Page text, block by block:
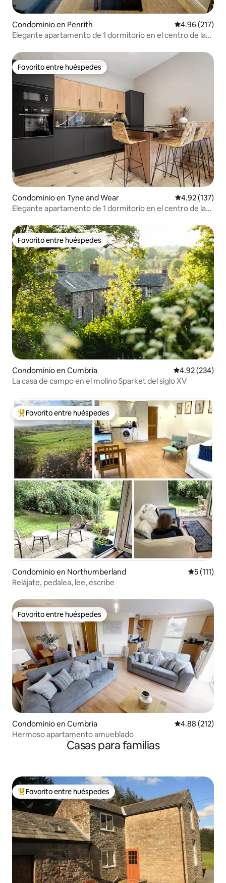
Condominio en Penrith Calificación
4.96 (217)
Elegante apartamento de 1 dormitorio en el centro de la
Favorito entre huéspedes
Favorito entre huéspedes
Condominio en Tyne and Wear Calificación
4.92 (137)
Elegante apartamento de 1 dormitorio en el centro de la
Favorito entre huéspedes
Favorito entre huéspedes
Condominio en Cumbria Calificación
4.92 (234)
La casa de campo en el molino Sparket del siglo XV
De los mejores en Favorito entre huéspedes
Favorito entre huéspedes
Condominio en Northumberland
5 (111)
Relájate, pedalea, lee, escribe
Favorito entre huéspedes
Favorito entre huéspedes
Condominio en Cumbria Calificación
4.88 (212)
Hermoso apartamento amueblado
Casas para familias
De los mejores en Favorito entre huéspedes
Favorito entre huéspedes